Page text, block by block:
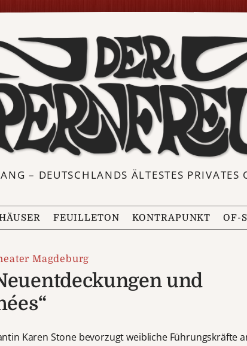
– DEUTSCHLANDS ÄLTESTES PRIVATES
FEUILLETON KONTRAPUNKT OF-
Magdeburg
und
Karen Stone bevorzugt weibliche Führungskräfte